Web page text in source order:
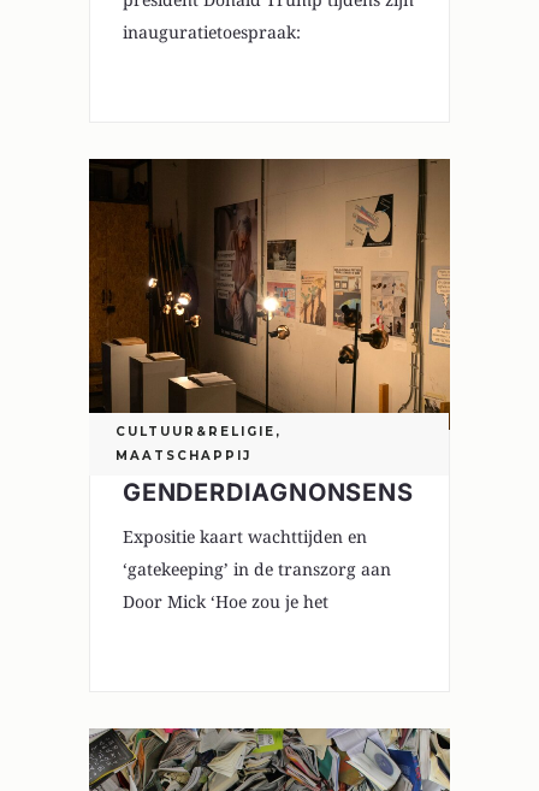
inauguratietoespraak:
CULTUUR&RELIGIE ,
MAATSCHAPPIJ
GENDERDIAGNONSENS
Expositie kaart wachttijden en
‘gatekeeping’ in de transzorg aan
Door Mick ‘Hoe zou je het
0